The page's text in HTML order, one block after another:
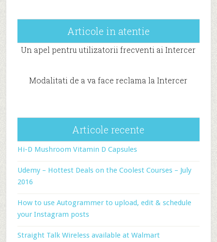
Articole in atentie
Un apel pentru utilizatorii frecventi ai Intercer
Modalitati de a va face reclama la Intercer
Articole recente
Hi-D Mushroom Vitamin D Capsules
Udemy – Hottest Deals on the Coolest Courses – July
2016
How to use Autogrammer to upload, edit & schedule
your Instagram posts
Straight Talk Wireless available at Walmart